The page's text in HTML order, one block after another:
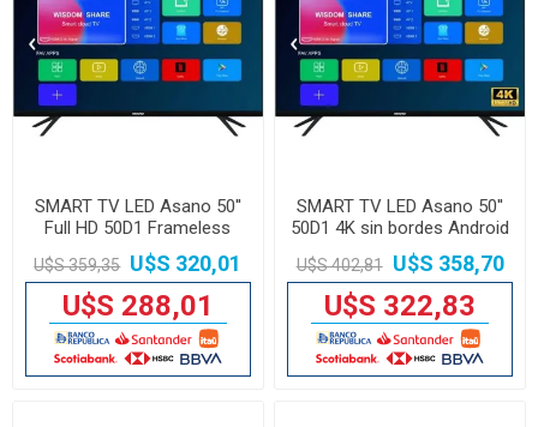
SMART TV LED Asano 50''
Full HD 50D1 Frameless
Android 12
U$S 359,35 U$S 320,01
U$S 288,01
SMART TV LED Asano 50''
50D1 4K sin bordes Android
U$S 402,81 U$S 358,70
U$S 322,83